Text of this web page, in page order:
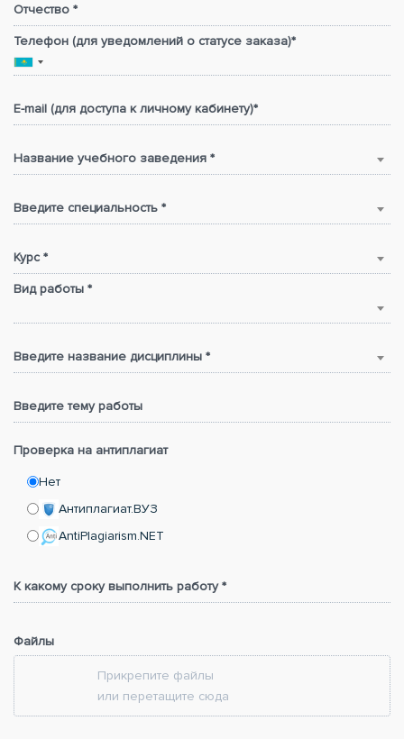
Отчество *
Телефон (для уведомлений о статусе заказа)*
E-mail (для доступа к личному кабинету)*
Название учебного заведения *
Введите специальность *
Курс *
Вид работы *
Введите название дисциплины *
Введите тему работы
Проверка на антиплагиат
Нет
Антиплагиат.ВУЗ
AntiPlagiarism.NET
К какому сроку выполнить работу *
Файлы
Прикрепите файлы
или перетащите сюда